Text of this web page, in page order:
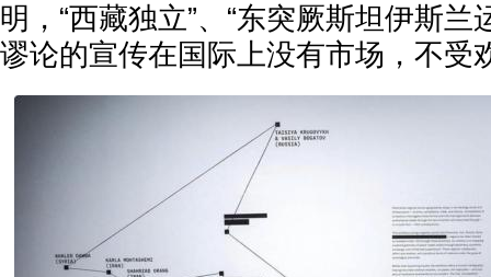
明，“西藏独立”、“东突厥斯坦伊斯兰
谬论的宣传在国际上没有市场，不受